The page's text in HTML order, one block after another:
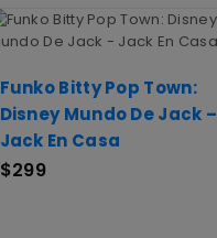
Funko Bitty Pop Town:
Disney Mundo De Jack –
Jack En Casa
$299